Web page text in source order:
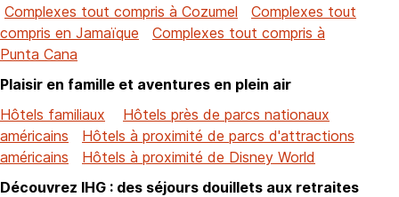
Complexes tout compris à Cozumel
Complexes tout
compris en Jamaïque
Complexes tout compris à
Punta Cana
Plaisir en famille et aventures en plein air
Hôtels familiaux
Hôtels près de parcs nationaux
américains
Hôtels à proximité de parcs d'attractions
américains
Hôtels à proximité de Disney World
Découvrez IHG : des séjours douillets aux retraites